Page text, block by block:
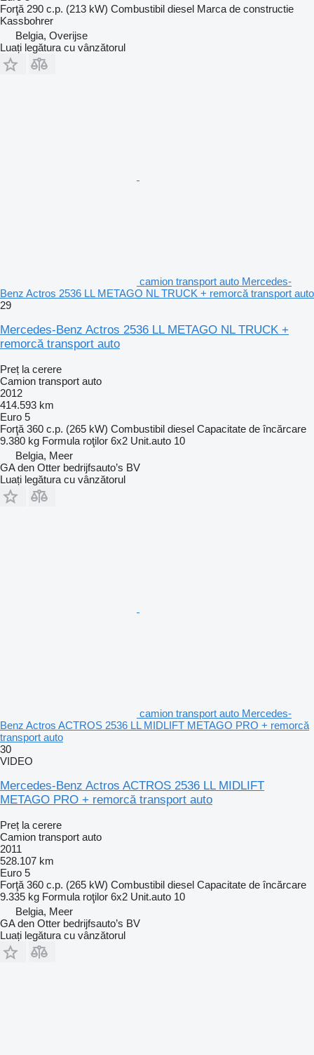
Forţă 290 c.p. (213 kW) Combustibil diesel Marca de constructie
Kassbohrer
Belgia, Overijse
Luați legătura cu vânzătorul
camion transport auto Mercedes-
Benz Actros 2536 LL METAGO NL TRUCK + remorcă transport auto
29
Mercedes-Benz Actros 2536 LL METAGO NL TRUCK +
remorcă transport auto
Preț la cerere
Camion transport auto
2012
414.593 km
Euro 5
Forţă 360 c.p. (265 kW) Combustibil diesel Capacitate de încărcare
9.380 kg Formula roţilor 6x2 Unit.auto 10
Belgia, Meer
GA den Otter bedrijfsauto’s BV
Luați legătura cu vânzătorul
camion transport auto Mercedes-
Benz Actros ACTROS 2536 LL MIDLIFT METAGO PRO + remorcă
transport auto
30
VIDEO
Mercedes-Benz Actros ACTROS 2536 LL MIDLIFT
METAGO PRO + remorcă transport auto
Preț la cerere
Camion transport auto
2011
528.107 km
Euro 5
Forţă 360 c.p. (265 kW) Combustibil diesel Capacitate de încărcare
9.335 kg Formula roţilor 6x2 Unit.auto 10
Belgia, Meer
GA den Otter bedrijfsauto’s BV
Luați legătura cu vânzătorul